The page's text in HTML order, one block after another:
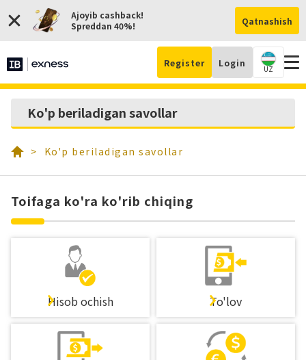
Ajoyib cashback!
Spreddan 40%!
Qatnashish
Register Login
UZ
Ko'p beriladigan savollar
Ko'p beriladigan savollar
Toifaga ko'ra ko'rib chiqing
Hisob ochish To'lov